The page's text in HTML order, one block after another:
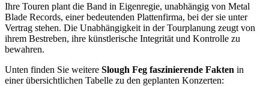
Ihre Touren plant die Band in Eigenregie, unabhängig von Metal
Blade Records, einer bedeutenden Plattenfirma, bei der sie unter
Vertrag stehen. Die Unabhängigkeit in der Tourplanung zeugt von
ihrem Bestreben, ihre künstlerische Integrität und Kontrolle zu
bewahren.
Unten finden Sie weitere Slough Feg faszinierende Fakten in
einer übersichtlichen Tabelle zu den geplanten Konzerten: